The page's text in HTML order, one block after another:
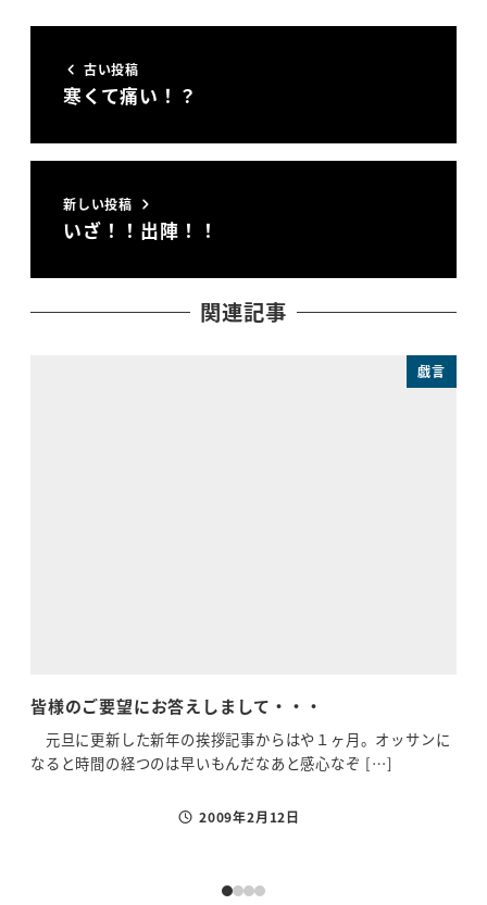
古い投稿
寒くて痛い！？
新しい投稿
いざ！！出陣！！
関連記事
戯言
皆様のご要望にお答えしまして・・・
元旦に更新した新年の挨拶記事からはや１ヶ月。オッサンに
なると時間の経つのは早いもんだなあと感心なぞ […]
投稿日2009年2月12日